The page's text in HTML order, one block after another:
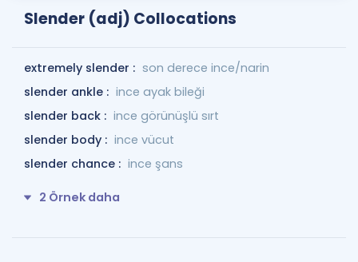
Slender (adj) Collocations
extremely slender : son derece ince/narin
slender ankle : ince ayak bileği
slender back : ince görünüşlü sırt
slender body : ince vücut
slender chance : ince şans
2 Örnek daha